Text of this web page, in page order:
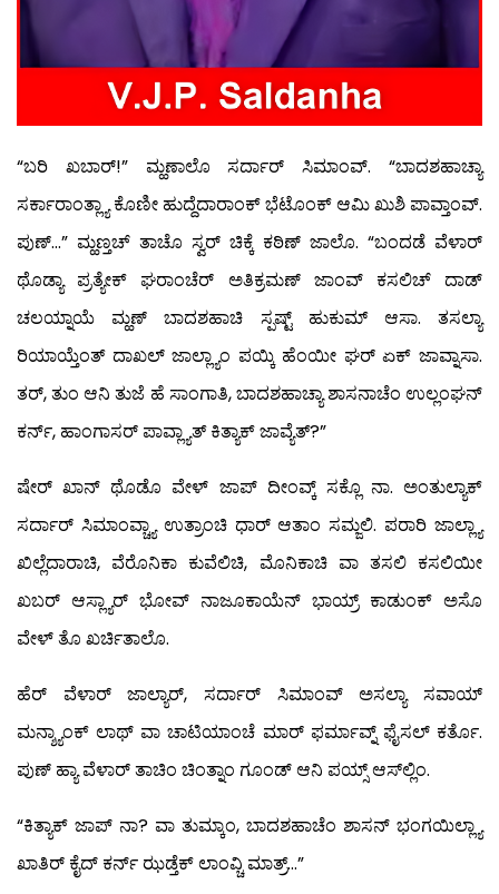
“ಬರಿ ಖಬಾರ್!” ಮ್ಹಣಾಲೊ ಸರ್ದಾರ್ ಸಿಮಾಂವ್. “ಬಾದಶಹಾಚ್ಯಾ
ಸರ್ಕಾರಾಂತ್ಲ್ಯಾ ಕೊಣೀ ಹುದ್ದೆದಾರಾಂಕ್ ಭೆಟೊಂಕ್ ಆಮಿ ಖುಶಿ ಪಾವ್ತಾಂವ್.
ಪುಣ್…” ಮ್ಹಣ್ತಚ್ ತಾಚೊ ಸ್ವರ್ ಚಿಕ್ಕೆ ಕಠಿಣ್ ಜಾಲೊ. “ಬಂದಡೆ ವೆಳಾರ್
ಥೊಡ್ಯಾ ಪ್ರತ್ಯೇಕ್ ಘರಾಂಚೆರ್ ಅತಿಕ್ರಮಣ್ ಜಾಂವ್ ಕಸಲಿಚ್ ದಾಡ್
ಚಲಯ್ನಾಯೆ ಮ್ಹಣ್ ಬಾದಶಹಾಚಿ ಸ್ಪಷ್ಟ್ ಹುಕುಮ್ ಆಸಾ. ತಸಲ್ಯಾ
ರಿಯಾಯ್ತೆಂತ್ ದಾಖಲ್ ಜಾಲ್ಲ್ಯಾಂ ಪಯ್ಕಿ ಹೆಂಯೀ ಘರ್ ಏಕ್ ಜಾವ್ನಾಸಾ.
ತರ್, ತುಂ ಆನಿ ತುಜೆ ಹೆ ಸಾಂಗಾತಿ, ಬಾದಶಹಾಚ್ಯಾ ಶಾಸನಾಚೆಂ ಉಲ್ಲಂಘನ್
ಕರ್ನ್, ಹಾಂಗಾಸರ್ ಪಾವ್ಲ್ಯಾತ್ ಕಿತ್ಯಾಕ್ ಜಾವ್ಯೆತ್?”
ಷೇರ್ ಖಾನ್ ಥೊಡೊ ವೇಳ್ ಜಾಪ್ ದೀಂವ್ಕ್ ಸಕ್ಲೊ ನಾ. ಅಂತುಲ್ಯಾಕ್
ಸರ್ದಾರ್ ಸಿಮಾಂವ್ಚ್ಯಾ ಉತ್ರಾಂಚಿ ಧಾರ್ ಆತಾಂ ಸಮ್ಜಲಿ. ಪರಾರಿ ಜಾಲ್ಲ್ಯಾ
ಖಿಲ್ಲೆದಾರಾಚಿ, ವೆರೊನಿಕಾ ಕುವೆಲಿಚಿ, ಮೊನಿಕಾಚಿ ವಾ ತಸಲಿ ಕಸಲಿಯೀ
ಖಬರ್ ಆಸ್ಲ್ಯಾರ್ ಭೋವ್ ನಾಜೂಕಾಯೆನ್ ಭಾಯ್ರ್ ಕಾಡುಂಕ್ ಅಸೊ
ವೇಳ್ ತೊ ಖರ್ಚಿತಾಲೊ.
ಹೆರ್ ವೆಳಾರ್ ಜಾಲ್ಯಾರ್, ಸರ್ದಾರ್ ಸಿಮಾಂವ್ ಅಸಲ್ಯಾ ಸವಾಯ್
ಮನ್ಶ್ಯಾಂಕ್ ಲಾಥ್ ವಾ ಚಾಟಿಯಾಂಚೆ ಮಾರ್ ಫರ್ಮಾವ್ನ್ ಫೈಸಲ್ ಕರ್ತೊ.
ಪುಣ್ ಹ್ಯಾ ವೆಳಾರ್ ತಾಚಿಂ ಚಿಂತ್ನಾಂ ಗೂಂಡ್ ಆನಿ ಪಯ್ಸ್ ಆಸ್‍ಲ್ಲಿಂ.
“ಕಿತ್ಯಾಕ್ ಜಾಪ್ ನಾ? ವಾ ತುಮ್ಕಾಂ, ಬಾದಶಹಾಚೆಂ ಶಾಸನ್ ಭಂಗಯಿಲ್ಲ್ಯಾ
ಖಾತಿರ್ ಕೈದ್ ಕರ್ನ್ ಝಡ್ತೆಕ್ ಲಾಂವ್ಚಿ ಮಾತ್ರ್…”